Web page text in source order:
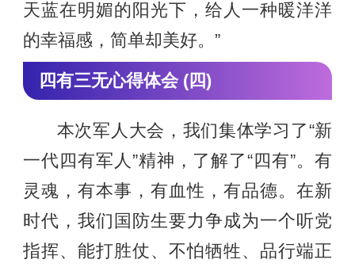
天蓝在明媚的阳光下，给人一种暖洋洋
的幸福感，简单却美好。”
四有三无心得体会 (四)
本次军人大会，我们集体学习了“新
一代四有军人”精神，了解了“四有”。有
灵魂，有本事，有血性，有品德。在新
时代，我们国防生要力争成为一个听党
指挥、能打胜仗、不怕牺牲、品行端正